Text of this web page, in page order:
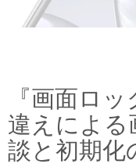
『画面ロ
違えによる
談と初期化